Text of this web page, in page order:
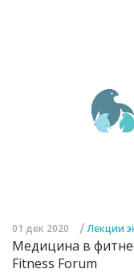
01 дек 2020 / Лекции
Медицина в
Fitness Forum